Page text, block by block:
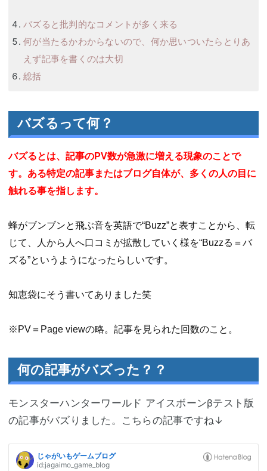
バズると批判的なコメントが多く来る
何が当たるかわからないので、何か思いついたらとりあ
えず記事を書くのは大切
総括
バズるって何？
バズるとは、記事のPV数が急激に増える現象のことで
す。ある特定の記事またはブログ自体が、多くの人の目に
触れる事を指します。
蜂がブンブンと飛ぶ音を英語で“Buzz”と表すことから、転
じて、人から人へ口コミが拡散していく様を“Buzzる＝バ
ズる”というようになったらしいです。
知恵袋にそう書いてありました笑
※PV＝Page viewの略。記事を見られた回数のこと。
何の記事がバズった？？
モンスターハンターワールド アイスボーンβテスト版
の記事がバズりました。こちらの記事ですね↓